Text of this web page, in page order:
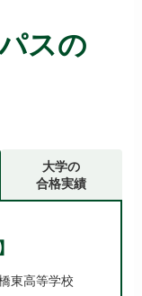
スの
大学の
合格実績
東高等学校